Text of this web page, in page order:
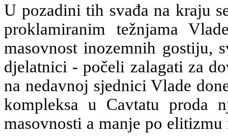
U pozadini tih svađa na kraju
proklamiranim težnjama
masovnost inozemnih
djelatnici - počeli zalagati za
na nedavnoj sjednici Vlade
kompleksa u Cavtatu proda
masovnosti a manje po